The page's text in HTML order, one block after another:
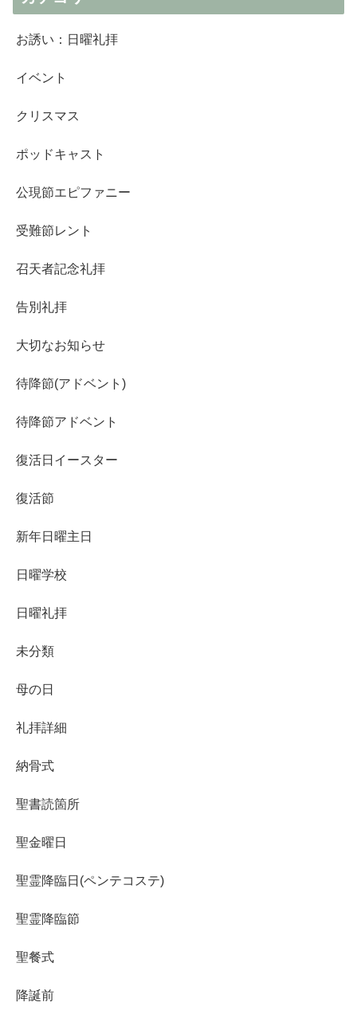
お誘い：日曜礼拝
イベント
クリスマス
ポッドキャスト
公現節エピファニー
受難節レント
召天者記念礼拝
告別礼拝
大切なお知らせ
待降節(アドベント)
待降節アドベント
復活日イースター
復活節
新年日曜主日
日曜学校
日曜礼拝
未分類
母の日
礼拝詳細
納骨式
聖書読箇所
聖金曜日
聖霊降臨日(ペンテコステ)
聖霊降臨節
聖餐式
降誕前